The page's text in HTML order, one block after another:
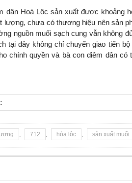
dân Hoà Lộc sản xuất được khoảng
lượng, chưa có thương hiệu nên sản
nguồn muối sạch cung vẫn không
tại đây không chỉ chuyển giao tiến
chính quyền và bà con diêm dân có
, 712 , hòa lộc , sản xuất muối